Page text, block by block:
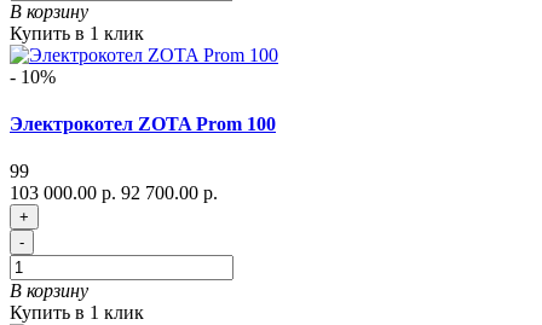
В корзину
Купить в 1 клик
- 10%
Электрокотел ZOTA Prom 100
99
103 000.00 р. 92 700.00 р.
+
-
В корзину
Купить в 1 клик